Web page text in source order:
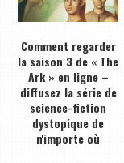
Comment regarder
la saison 3 de « The
Ark » en ligne –
diffusez la série de
science-fiction
dystopique de
n'importe où